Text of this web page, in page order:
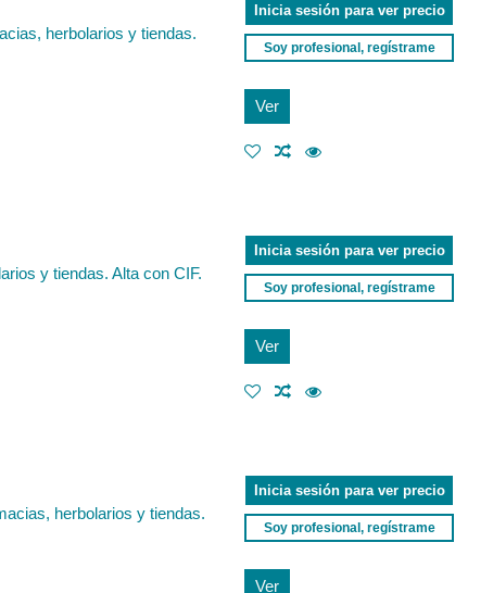
herbolarios y tiendas.
Inicia sesión para ver precio
Soy profesional, regístrame
Ver
y tiendas. Alta con CIF.
Inicia sesión para ver precio
Soy profesional, regístrame
Ver
herbolarios y tiendas.
Inicia sesión para ver precio
Soy profesional, regístrame
Ver